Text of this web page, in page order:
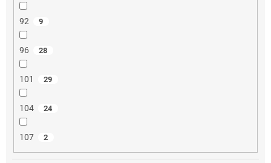
92 9
96 28
101 29
104 24
107 2